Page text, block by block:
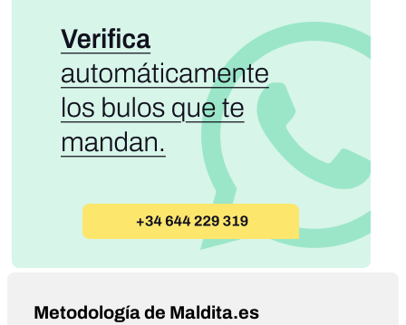
Metodología de Maldita.es